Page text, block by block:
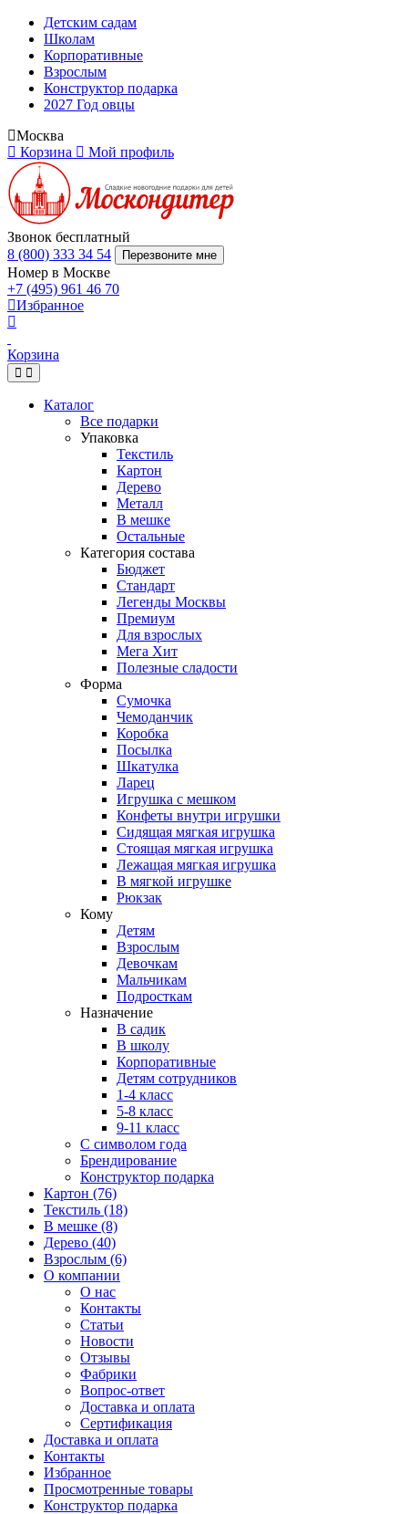
Детским садам
Школам
Корпоративные
Взрослым
Конструктор подарка
2027 Год овцы
Москва
Корзина
Мой профиль
Звонок бесплатный
8 (800) 333 34 54
Перезвоните мне
Номер в Москве
+7 (495) 961 46 70
Избранное
Корзина
Каталог
Все подарки
Упаковка
Текстиль
Картон
Дерево
Металл
В мешке
Остальные
Категория состава
Бюджет
Стандарт
Легенды Москвы
Премиум
Для взрослых
Мега Хит
Полезные сладости
Форма
Сумочка
Чемоданчик
Коробка
Посылка
Шкатулка
Ларец
Игрушка с мешком
Конфеты внутри игрушки
Сидящая мягкая игрушка
Стоящая мягкая игрушка
Лежащая мягкая игрушка
В мягкой игрушке
Рюкзак
Кому
Детям
Взрослым
Девочкам
Мальчикам
Подросткам
Назначение
В садик
В школу
Корпоративные
Детям сотрудников
1-4 класс
5-8 класс
9-11 класс
С символом года
Брендирование
Конструктор подарка
Картон (76)
Текстиль (18)
В мешке (8)
Дерево (40)
Взрослым (6)
О компании
О нас
Контакты
Статьи
Новости
Отзывы
Фабрики
Вопрос-ответ
Доставка и оплата
Сертификация
Доставка и оплата
Контакты
Избранное
Просмотренные товары
Конструктор подарка